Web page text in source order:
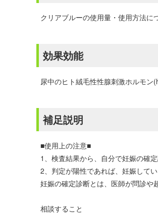
クリアブルーの使用量・使用方法
効果効能
尿中のヒト絨毛性性腺刺激ホルモン
補足説明
■使用上の注意■
1、検査結果から、自分で妊娠の確
2、判定が陽性であれば、妊娠して
妊娠の確定診断とは、医師が問診や
相談すること